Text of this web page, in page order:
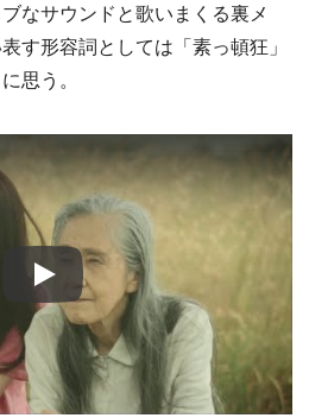
なサウンドと歌いまくる裏メ
す形容詞としては「素っ頓狂」
思う。
Play